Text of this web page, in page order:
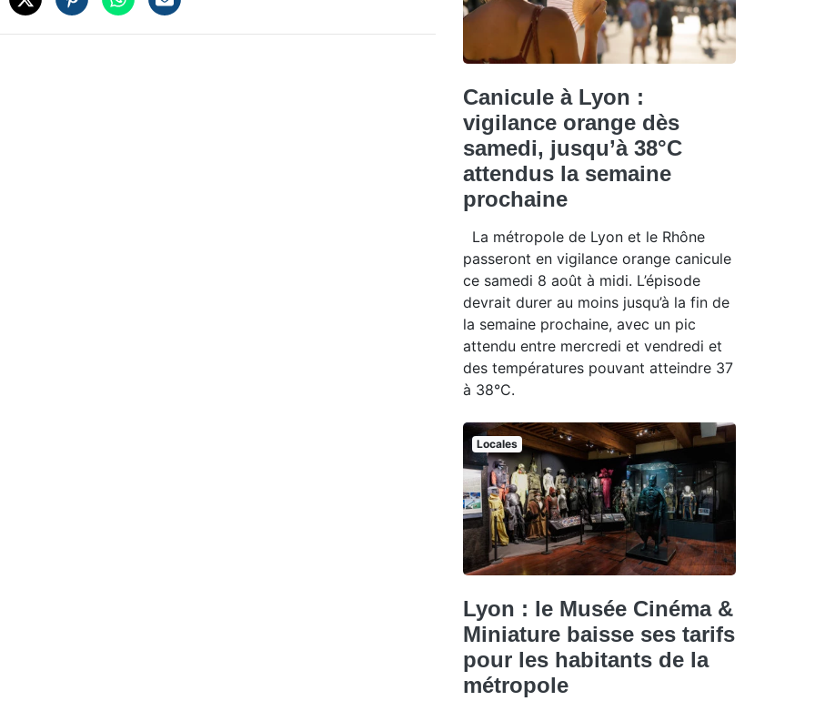
Canicule à Lyon :
vigilance orange dès
samedi, jusqu’à 38°C
attendus la semaine
prochaine
La métropole de Lyon et le Rhône
passeront en vigilance orange canicule
ce samedi 8 août à midi. L’épisode
devrait durer au moins jusqu’à la fin de
la semaine prochaine, avec un pic
attendu entre mercredi et vendredi et
des températures pouvant atteindre 37
à 38°C.
Locales
Lyon : le Musée Cinéma &
Miniature baisse ses tarifs
pour les habitants de la
métropole